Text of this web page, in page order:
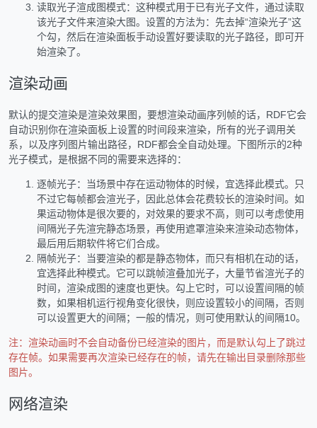
读取光子渲成图模式：这种模式用于已有光子文件，通过读取
该光子文件来渲染大图。设置的方法为：先去掉“渲染光子”这
个勾，然后在渲染面板手动设置好要读取的光子路径，即可开
始渲染了。
渲染动画
默认的提交渲染是渲染效果图，要想渲染动画序列帧的话，RDF它会
自动识别你在渲染面板上设置的时间段来渲染，所有的光子调用关
系，以及序列图片输出路径，RDF都会全自动处理。下图所示的2种
光子模式，是根据不同的需要来选择的：
逐帧光子：当场景中存在运动物体的时候，宜选择此模式。只
不过它每帧都会渲光子，因此总体会花费较长的渲染时间。如
果运动物体是很次要的，对效果的要求不高，则可以考虑使用
间隔光子先渲完静态场景，再使用遮罩渲染来渲染动态物体，
最后用后期软件将它们合成。
隔帧光子：当要渲染的都是静态物体，而只有相机在动的话，
宜选择此种模式。它可以跳帧渲叠加光子，大量节省渲光子的
时间，渲染成图的速度也更快。勾上它时，可以设置间隔的帧
数，如果相机运行视角变化很快，则应设置较小的间隔，否则
可以设置更大的间隔；一般的情况，则可使用默认的间隔10。
注：渲染动画时不会自动备份已经渲染的图片，而是默认勾上了跳过
存在帧。如果需要再次渲染已经存在的帧，请先在输出目录删除那些
图片。
网络渲染